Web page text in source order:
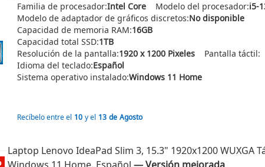
Familia de procesador:Intel Core Modelo del procesador:i5-
Modelo de adaptador de gráficos discretos:No disponible
Capacidad de memoria RAM:16GB
Capacidad total SSD:1TB
Resolución de la pantalla:1920 x 1200 Pixeles
Pantalla táctil:
Idioma del teclado:Español
Sistema operativo instalado:Windows 11 Home
Recíbelo entre el 10 y el 13 de Agosto
Laptop Lenovo IdeaPad Slim 3, 15.3" 1920x1200 WUXGA